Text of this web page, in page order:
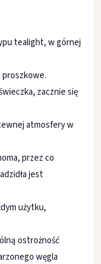
tealight, w górnej
proszkowe.
zacznie się
atmosfery w
przez co
jest
użytku,
ostrożność
węgla